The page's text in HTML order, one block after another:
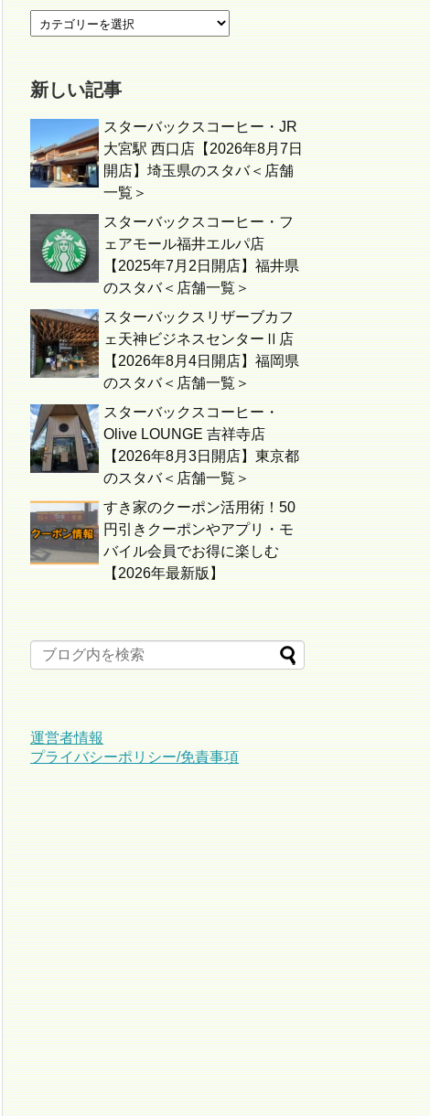
新しい記事
スターバックスコーヒー・JR
大宮駅 西口店【2026年8月7日
開店】埼玉県のスタバ＜店舗
一覧＞
スターバックスコーヒー・フ
ェアモール福井エルパ店
【2025年7月2日開店】福井県
のスタバ＜店舗一覧＞
スターバックスリザーブカフ
ェ天神ビジネスセンターⅡ店
【2026年8月4日開店】福岡県
のスタバ＜店舗一覧＞
スターバックスコーヒー・
Olive LOUNGE 吉祥寺店
【2026年8月3日開店】東京都
のスタバ＜店舗一覧＞
すき家のクーポン活用術！50
円引きクーポンやアプリ・モ
バイル会員でお得に楽しむ
【2026年最新版】
運営者情報
プライバシーポリシー/免責事項